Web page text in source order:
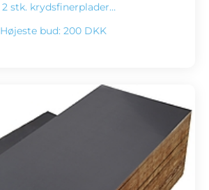
2 stk. krydsfinerplader…
Højeste bud: 200 DKK